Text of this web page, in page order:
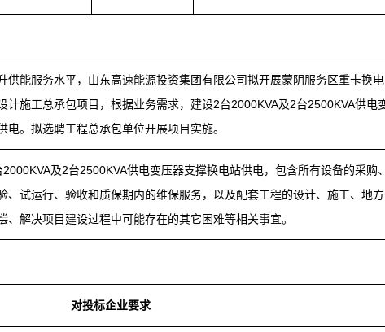
供能服务水平，山东高速能源投资集团有限公司拟开展蒙阴服务区重卡换
计施工总承包项目，根据业务需求，建设2台2000KVA及2台2500KVA供电
电。拟选聘工程总承包单位开展项目实施。
及2台2500KVA供电变压器支撑换电站供电，包含所有设备的采购
、试运行、验收和质保期内的维保服务，以及配套工程的设计、施工、地
、解决项目建设过程中可能存在的其它困难等相关事宜。
对投标企业要求